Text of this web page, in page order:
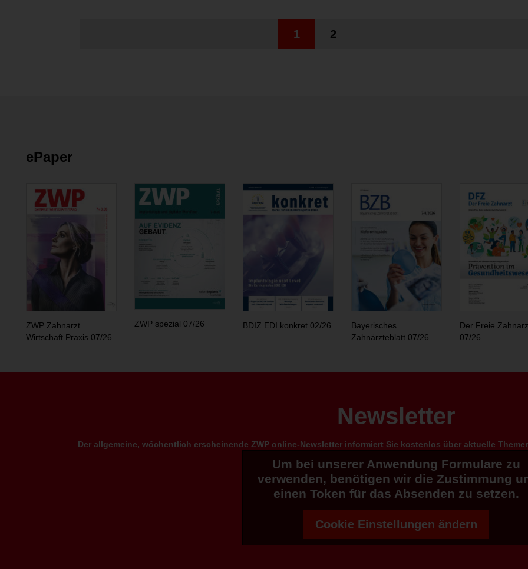
1 2
ePaper
ZWP Zahnarzt
Wirtschaft Praxis 07/26
ZWP spezial 07/26 BDIZ EDI konkret 02/26
Bayerisches
Zahnärzteblatt 07/26
Der Freie
07/26
Newsletter
Der allgemeine, wöchentlich erscheinende ZWP online-Newsletter informiert Sie kostenlos über aktuelle
Um bei unserer Anwendung Formulare zu
verwenden, benötigen wir die Zustimmung
einen Token für das Absenden zu setzen.
Cookie Einstellungen ändern